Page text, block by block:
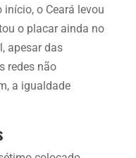
o Ceará levou
o placar ainda no
apesar das
redes não
a igualdade